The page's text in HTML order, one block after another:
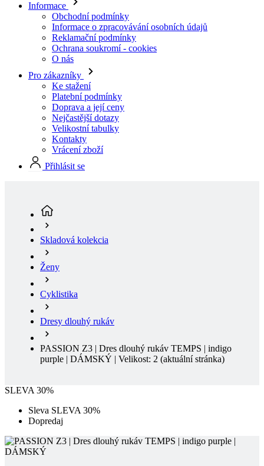
Informace
Obchodní podmínky
Informace o zpracovávání osobních údajů
Reklamační podmínky
Ochrana soukromí - cookies
O nás
Pro zákazníky
Ke stažení
Platební podmínky
Doprava a její ceny
Nejčastější dotazy
Velikostní tabulky
Kontakty
Vrácení zboží
Přihlásit se
Skladová kolekcia
Ženy
Cyklistika
Dresy dlouhý rukáv
PASSION Z3 | Dres dlouhý rukáv TEMPS | indigo
purple | DÁMSKÝ | Velikost: 2 (aktuální stránka)
SLEVA 30%
Sleva SLEVA 30%
Dopredaj